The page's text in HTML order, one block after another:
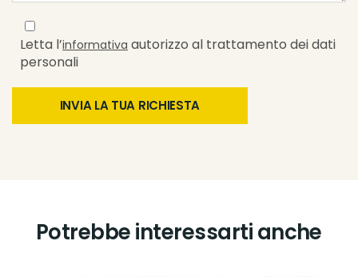
Letta l’informativa autorizzo al trattamento dei dati
personali
Potrebbe interessarti anche